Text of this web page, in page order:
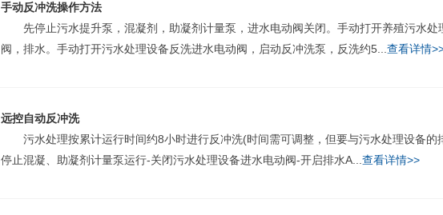
手动反冲洗操作方法
先停止污水提升泵，混凝剂，助凝剂计量泵，进水电动阀关闭。手动打开养殖污水处
阀，排水。手动打开污水处理设备反洗进水电动阀，启动反冲洗泵，反洗约5... 查看详情
远控自动反冲洗
污水处理按累计运行时间约8小时进行反冲洗(时间需可调整，但要与污水处理设备的
停止混凝、助凝剂计量泵运行-关闭污水处理设备进水电动阀-开启排水A... 查看详情>>